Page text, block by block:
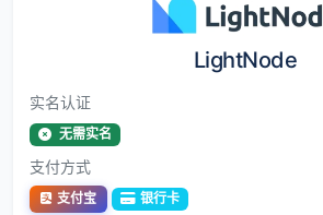
LightNode
实名认证
无需实名
支付方式
支付宝 银行卡